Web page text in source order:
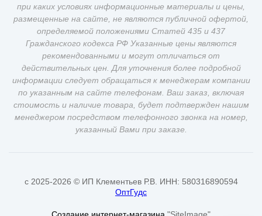
при каких условиях информационные материалы и цены,
размещенные на сайте, не являются публичной офертой,
определяемой положениями Статей 435 и 437
Гражданского кодекса РФ Указанные цены являются
рекомендованными и могут отличаться от
действительных цен. Для уточнения более подробной
информации следует обращаться к менеджерам компании
по указанным на сайте телефонам. Ваш заказ, включая
стоимость и наличие товара, будет подтвержден нашим
менеджером посредством телефонного звонка на номер,
указанный Вами при заказе.
c 2025-2026 © ИП Клементьев Р.В. ИНН: 580316890594
ОптГудс